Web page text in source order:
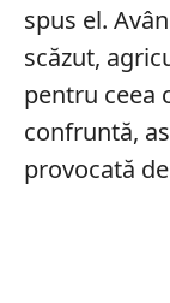
spus el.
scăzut,
pentru ceea
confruntă,
provocată